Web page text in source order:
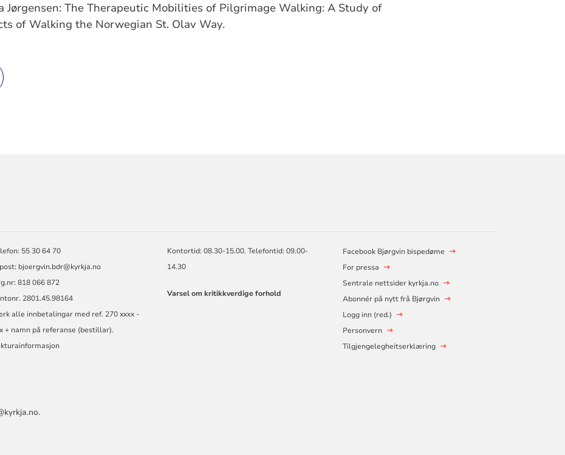
Jørgensen: The Therapeutic Mobilities of Pilgrimage Walking: A Study of
of Walking the Norwegian St. Olav Way.
55 30 64 70
bjoergvin.bdr@kyrkja.no
818 066 872
2801.45.98164
alle innbetalingar med ref. 270 xxxx -
+ namn på referanse (bestillar).
Kontortid: 08.30-15.00. Telefontid: 09.00-
14.30
Varsel om kritikkverdige forhold
Facebook Bjørgvin bispedøme
For pressa
Sentrale nettsider kyrkja.no
Abonnér på nytt frå Bjørgvin
Logg inn (red.)
Personvern
Tilgjengelegheitserklæring